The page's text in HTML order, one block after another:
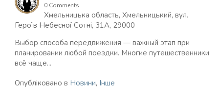
0 Comments
Хмельницька область, Хмельницький, вул.
Героїв Небесної Сотні, 31А, 29000
Выбор способа передвижения — важный этап при
планировании любой поездки. Многие путешественники
всё чаще...
Опубліковано в Новини, Інше